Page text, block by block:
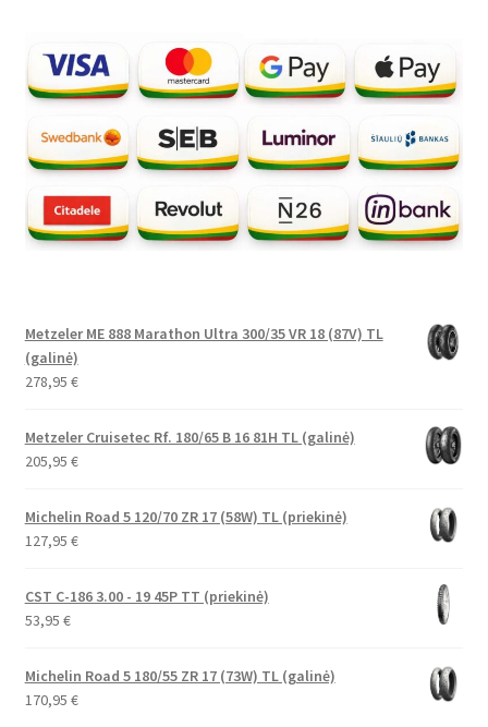
Metzeler ME 888 Marathon Ultra 300/35 VR 18 (87V) TL
(galinė)
278,95 €
Metzeler Cruisetec Rf. 180/65 B 16 81H TL (galinė)
205,95 €
Michelin Road 5 120/70 ZR 17 (58W) TL (priekinė)
127,95 €
CST C-186 3.00 - 19 45P TT (priekinė)
53,95 €
Michelin Road 5 180/55 ZR 17 (73W) TL (galinė)
170,95 €